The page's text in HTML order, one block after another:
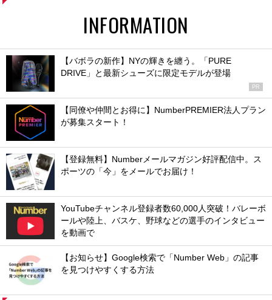
INFORMATION
【バボラの新作】NYの輝きを纏う。「PURE
DRIVE」と最新シューズに限定モデルが登場
PR
【同僚や仲間とお得に】NumberPREMIER法人プラン
が募集スタート！
【登録無料】Numberメールマガジン好評配信中。ス
ポーツの「今」をメールでお届け！
YouTubeチャンネル登録者数60,000人突破！バレーボ
ールや陸上、バスケ、野球などの選手のインタビュー
を動画で
【お知らせ】Google検索で「Number Web」の記事
を見つけやすくする方法